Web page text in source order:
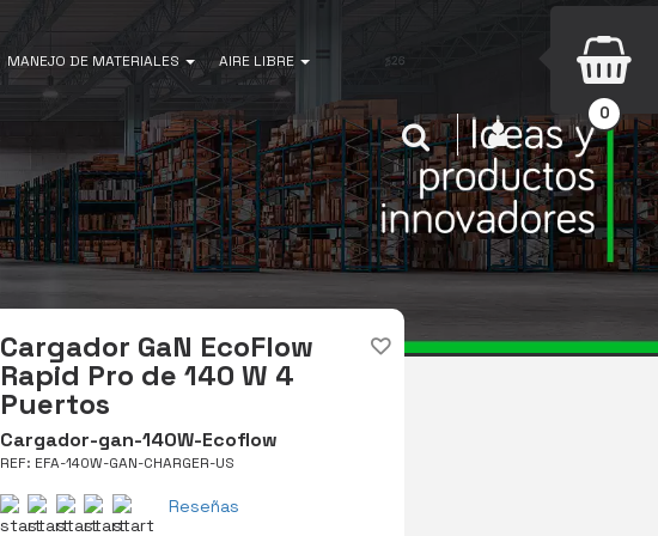
MANEJO DE MATERIALES AIRE LIBRE
INICIAR SESIÓN
Buscar
0
Cargador GaN EcoFlow
Rapid Pro de 140 W 4
Puertos
Cargador-gan-140W-Ecoflow
REF: EFA-140W-GAN-CHARGER-US
Reseñas